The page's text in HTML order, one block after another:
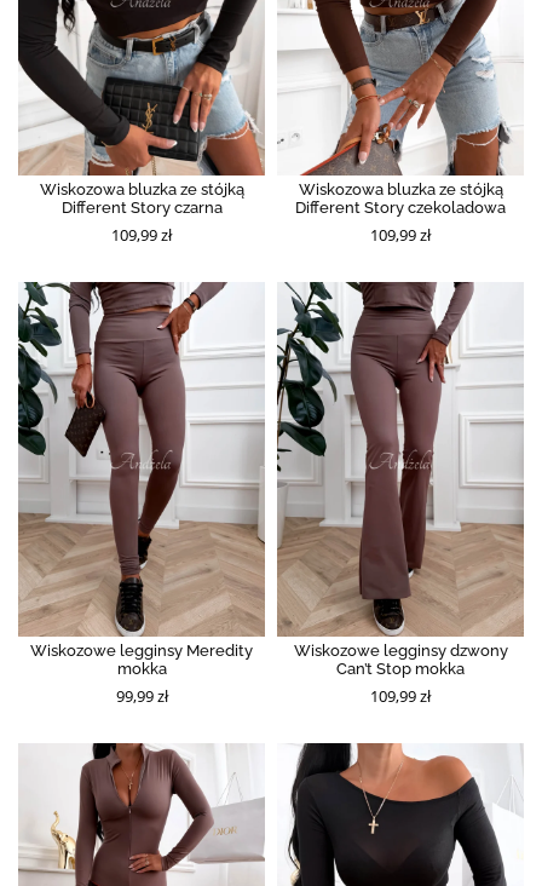
Wiskozowa bluzka ze stójką
Different Story czarna
109,99 zł
Wiskozowa bluzka ze stójką
Different Story czekoladowa
109,99 zł
Wiskozowe legginsy Meredity
mokka
99,99 zł
Wiskozowe legginsy dzwony
Can’t Stop mokka
109,99 zł